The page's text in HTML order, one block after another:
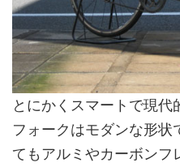
とにかくスマートで現代
フォークはモダンな形状
てもアルミやカーボンフ